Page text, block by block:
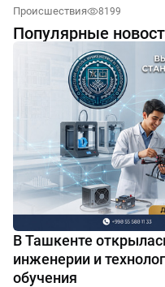
Происшествия 8199
Популярные
В Ташкенте
инженерии и
обучения